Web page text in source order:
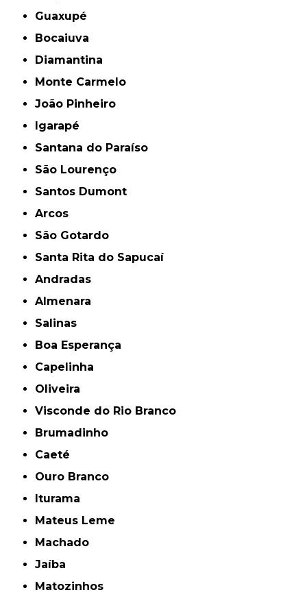
Guaxupé
Bocaiuva
Diamantina
Monte Carmelo
João Pinheiro
Igarapé
Santana do Paraíso
São Lourenço
Santos Dumont
Arcos
São Gotardo
Santa Rita do Sapucaí
Andradas
Almenara
Salinas
Boa Esperança
Capelinha
Oliveira
Visconde do Rio Branco
Brumadinho
Caeté
Ouro Branco
Iturama
Mateus Leme
Machado
Jaíba
Matozinhos